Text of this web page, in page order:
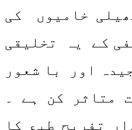
خامیوں کی
کے یہ تخلیقی
اور با شعور
متاثر کن ہے ۔
تفریح طبع کا